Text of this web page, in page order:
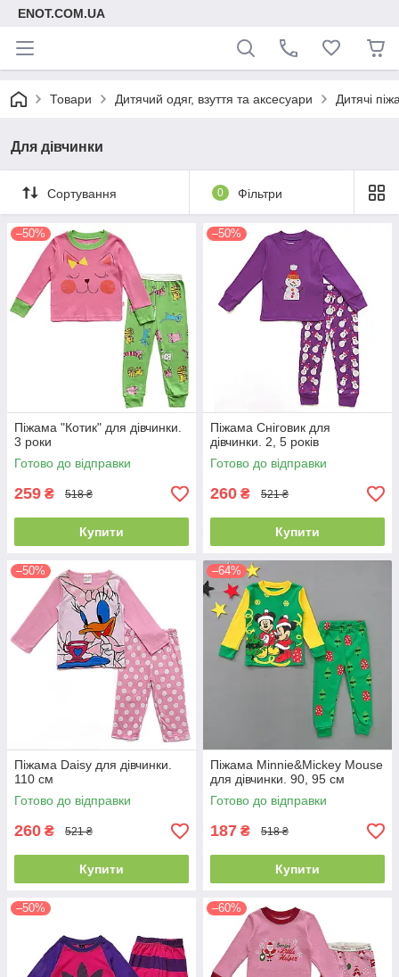
ENOT.COM.UA
Товари Дитячий одяг, взуття та аксесуари Дитячі
Для дівчинки
Сортування 0 Фільтри
–50%
Піжама "Котик" для дівчинки.
3 роки
Готово до відправки
259 ₴ 518 ₴
Купити
–50%
Піжама Сніговик для
дівчинки. 2, 5 років
Готово до відправки
260 ₴ 521 ₴
Купити
–50%
Піжама Daisy для дівчинки.
110 см
Готово до відправки
260 ₴ 521 ₴
Купити
–64%
Піжама Minnie&Mickey Mouse
для дівчинки. 90, 95 см
Готово до відправки
187 ₴ 518 ₴
Купити
–50% –60%